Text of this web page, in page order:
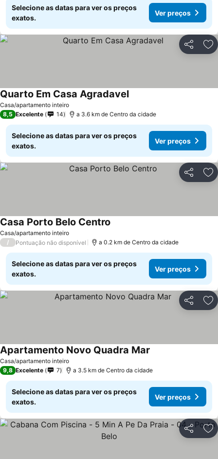
Selecione as datas para ver os preços
exatos.
Ver preços
Partilhar
Casa/apartamento inteiro
Quarto Em Casa Agradavel
8,5 Excelente 14 a 3.6 km de Centro da cidade
Selecione as datas para ver os preços
exatos.
Ver preços
Partilhar
Casa/apartamento inteiro
Casa Porto Belo Centro
/ Pontuação não disponível a 0.2 km de Centro da cidade
Selecione as datas para ver os preços
exatos.
Ver preços
Partilhar
Casa/apartamento inteiro
Apartamento Novo Quadra Mar
9,8 Excelente 7 a 3.5 km de Centro da cidade
Selecione as datas para ver os preços
exatos.
Ver preços
Partilhar